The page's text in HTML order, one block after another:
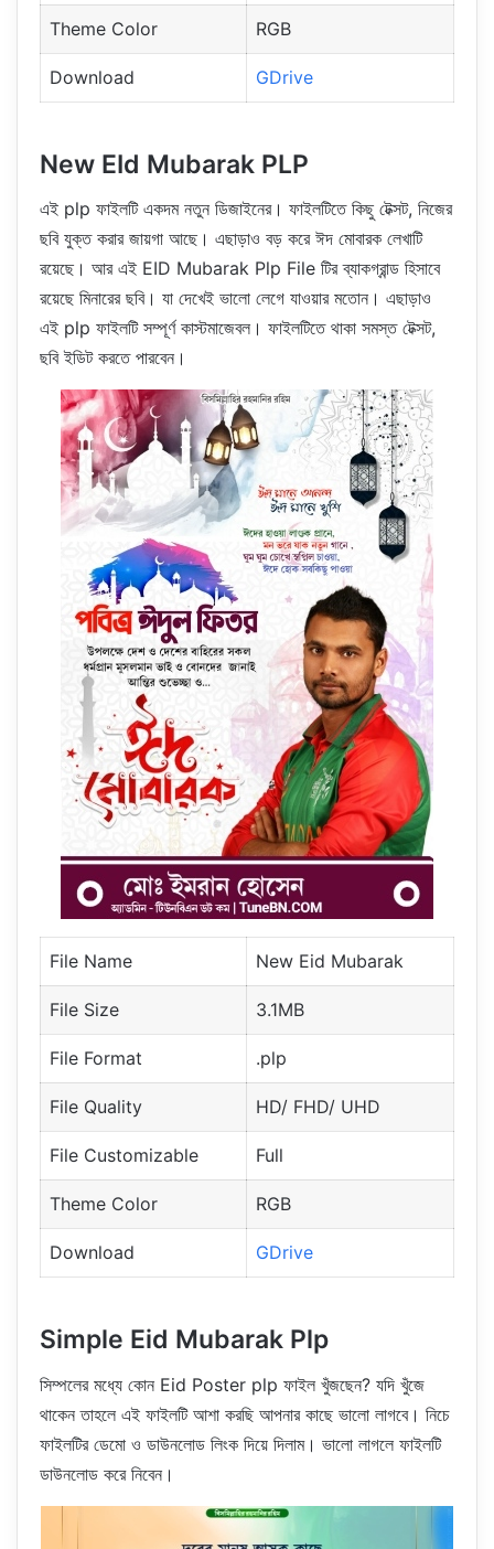
Theme Color RGB
Download GDrive
New EId Mubarak PLP
এই plp ফাইলটি একদম নতুন ডিজাইনের। ফাইলটিতে কিছু টেক্সট, নিজের
ছবি যুক্ত করার জায়গা আছে। এছাড়াও বড় করে ঈদ মোবারক লেখাটি
রয়েছে। আর এই EID Mubarak Plp File টির ব্যাকগ্রান্ড হিসাবে
রয়েছে মিনারের ছবি। যা দেখেই ভালো লেগে যাওয়ার মতোন। এছাড়াও
এই plp ফাইলটি সম্পূর্ণ কাস্টমাজেবল। ফাইলটিতে থাকা সমস্ত টেক্সট,
ছবি ইডিট করতে পারবেন।
File Name New Eid Mubarak
File Size 3.1MB
File Format .plp
File Quality HD/ FHD/ UHD
File Customizable Full
Theme Color RGB
Download GDrive
Simple Eid Mubarak Plp
সিম্পলের মধ্যে কোন Eid Poster plp ফাইল খুঁজছেন? যদি খুঁজে
থাকেন তাহলে এই ফাইলটি আশা করছি আপনার কাছে ভালো লাগবে। নিচে
ফাইলটির ডেমো ও ডাউনলোড লিংক দিয়ে দিলাম। ভালো লাগলে ফাইলটি
ডাউনলোড করে নিবেন।